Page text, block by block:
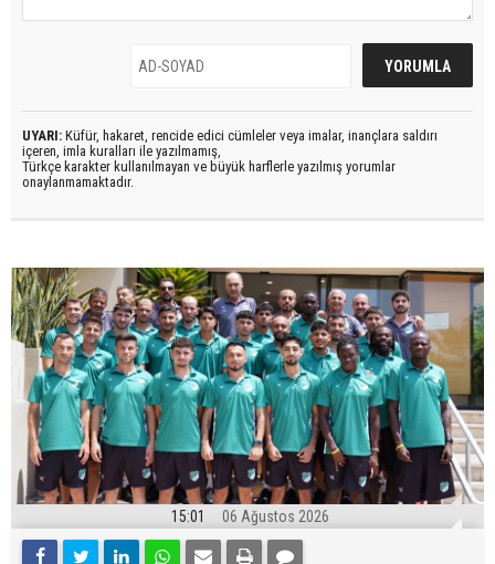
UYARI: Küfür, hakaret, rencide edici cümleler veya imalar, inançlara saldırı
içeren, imla kuralları ile yazılmamış,
Türkçe karakter kullanılmayan ve büyük harflerle yazılmış yorumlar
onaylanmamaktadır.
15:01 06 Ağustos 2026